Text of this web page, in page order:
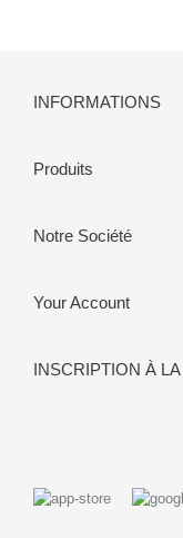
INFORMATIONS
Produits
Notre Société
Your Account
INSCRIPTION À